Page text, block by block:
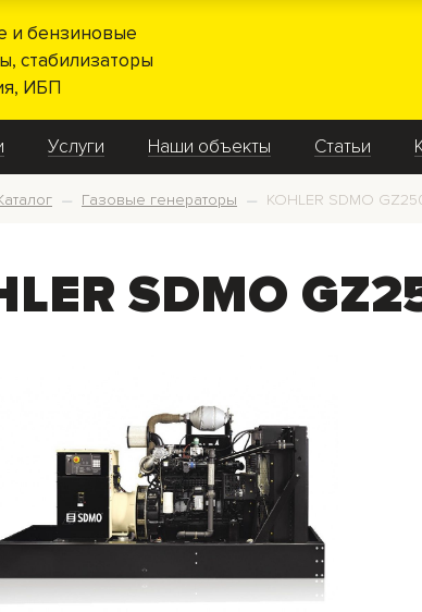
и бензиновые
стабилизаторы
ИБП
Услуги Наши объекты Статьи
— Газовые генераторы — KOHLER SDMO
SDMO